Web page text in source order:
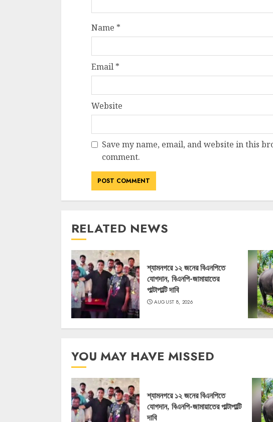
Name *
Email *
Website
Save my name, email, and website in this
comment.
RELATED NEWS
শ্যামনগরে ১২ জনের বিএনপিতে
যোগদান, বিএনপি-জামায়াতের
পাল্টাপাল্টি দাবি
AUGUST 8, 2026
YOU MAY HAVE MISSED
শ্যামনগরে ১২ জনের বিএনপিতে
যোগদান, বিএনপি-জামায়াতের পাল্টাপাল্টি
দাবি